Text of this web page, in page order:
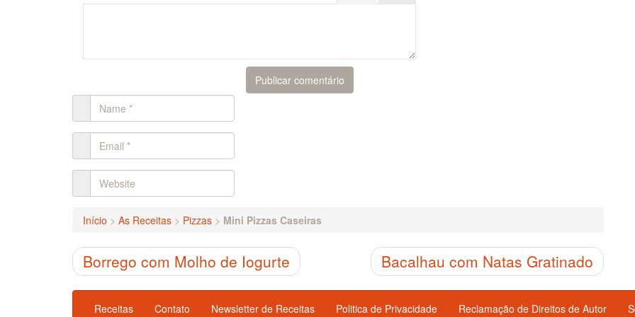
Início > As Receitas > Pizzas > Mini Pizzas Caseiras
Bacalhau com Natas Gratinado
Borrego com Molho de Iogurte
Receitas Contato Newsletter de Receitas Politica de Privacidade Reclamação de Direitos de Autor